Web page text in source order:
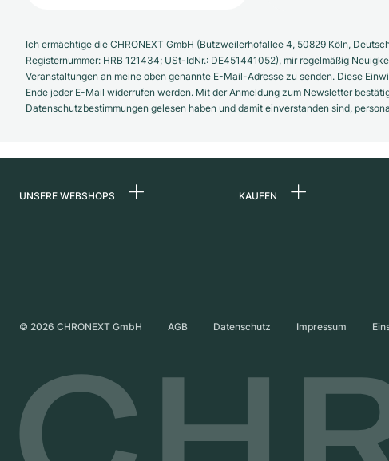
Ich ermächtige die CHRONEXT GmbH (Butzweilerhofallee 4, 50829 Köln,
Registernummer: HRB 121434; USt-IdNr.: DE451441052), mir regelmäßig
Veranstaltungen an meine oben genannte E-Mail-Adresse zu senden. Diese
Ende jeder E-Mail widerrufen werden. Mit der Anmeldung zum Newsletter
Datenschutzbestimmungen gelesen haben und damit einverstanden sind,
UNSERE WEBSHOPS
Vereinigtes Königreich
KAUFEN
© 2026 CHRONEXT GmbH AGB Datenschutz Impressum